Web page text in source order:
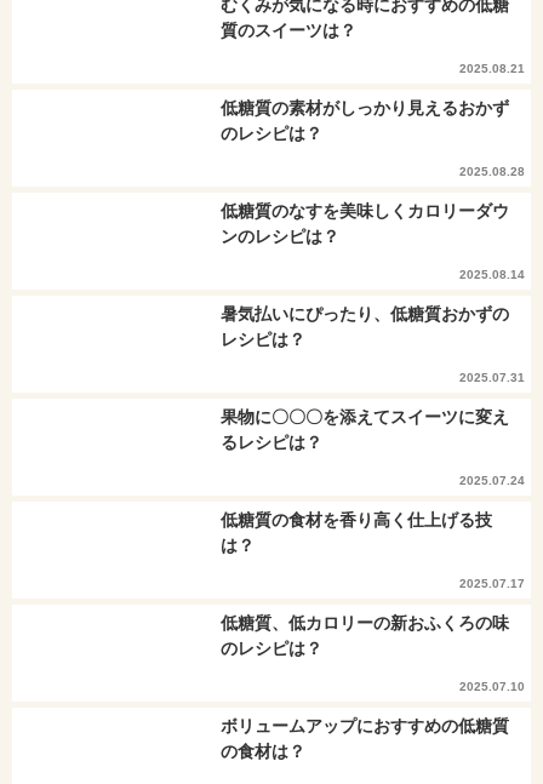
むくみが気になる時におすすめの低糖
質のスイーツは？
2025.08.21
低糖質の素材がしっかり見えるおかず
のレシピは？
2025.08.28
低糖質のなすを美味しくカロリーダウ
ンのレシピは？
2025.08.14
暑気払いにぴったり、低糖質おかずの
レシピは？
2025.07.31
果物に〇〇〇を添えてスイーツに変え
るレシピは？
2025.07.24
低糖質の食材を香り高く仕上げる技
は？
2025.07.17
低糖質、低カロリーの新おふくろの味
のレシピは？
2025.07.10
ボリュームアップにおすすめの低糖質
の食材は？